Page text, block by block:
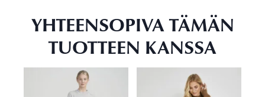
YHTEENSOPIVA TÄMÄN
TUOTTEEN KANSSA